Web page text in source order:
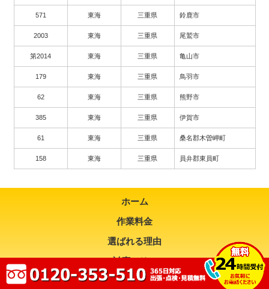
571 東海 三重県 鈴鹿市
2003 東海 三重県 尾鷲市
第2014 東海 三重県 亀山市
179 東海 三重県 鳥羽市
62 東海 三重県 熊野市
385 東海 三重県 伊賀市
61 東海 三重県 桑名郡木曽岬町
158 東海 三重県 員弁郡東員町
ホーム
作業料金
選ばれる理由
対応エリア
お問い合わせ